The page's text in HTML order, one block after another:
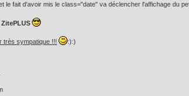
fait d'avoir mis le class="date" va déclencher l'affichage du
très sympatique !!! :):)